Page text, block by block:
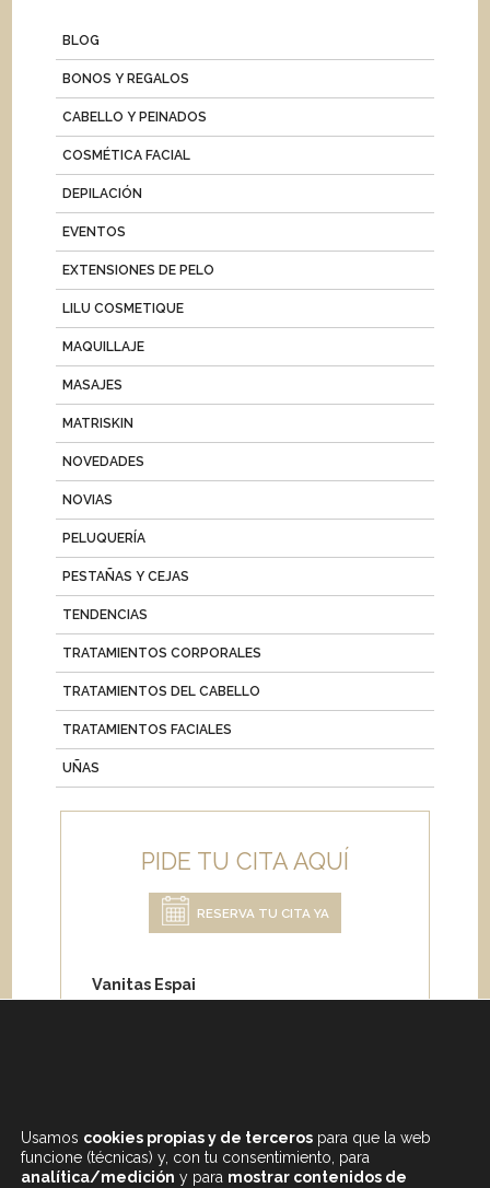
BLOG
BONOS Y REGALOS
CABELLO Y PEINADOS
COSMÉTICA FACIAL
DEPILACIÓN
EVENTOS
EXTENSIONES DE PELO
LILU COSMETIQUE
MAQUILLAJE
MASAJES
MATRISKIN
NOVEDADES
NOVIAS
PELUQUERÍA
PESTAÑAS Y CEJAS
TENDENCIAS
TRATAMIENTOS CORPORALES
TRATAMIENTOS DEL CABELLO
TRATAMIENTOS FACIALES
UÑAS
PIDE TU CITA AQUÍ
RESERVA TU CITA YA
Vanitas Espai
Carrer de Paris 204
Usamos cookies propias y de terceros para que la web
funcione (técnicas) y, con tu consentimiento, para
analítica/medición y para mostrar contenidos de